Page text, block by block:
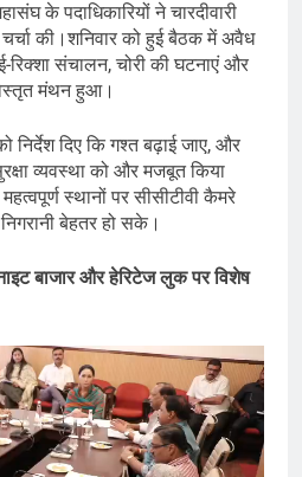
के पदाधिकारियों ने चारदीवारी
की।शनिवार को हुई बैठक में अवैध
रिक्शा संचालन, चोरी की घटनाएं और
मंथन हुआ।
निर्देश दिए कि गश्त बढ़ाई जाए, और
व्यवस्था को और मजबूत किया
स्थानों पर सीसीटीवी कैमरे
बेहतर हो सके।
नाइट बाजार और हेरिटेज लुक पर विशेष